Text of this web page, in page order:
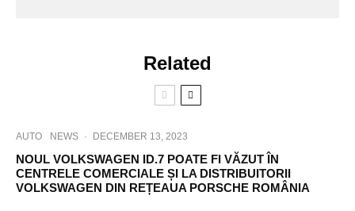
Related
AUTO NEWS · DECEMBER 13, 2023
NOUL VOLKSWAGEN ID.7 POATE FI VĂZUT ÎN
CENTRELE COMERCIALE ȘI LA DISTRIBUITORII
VOLKSWAGEN DIN REȚEAUA PORSCHE ROMÂNIA